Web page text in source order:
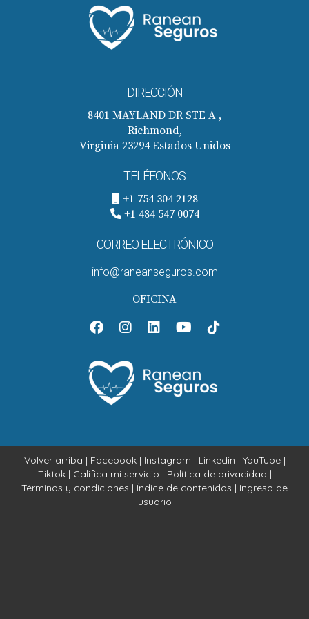
DIRECCIÓN
8401 MAYLAND DR STE A ,
Richmond,
Virginia 23294 Estados Unidos
TELÉFONOS
+1 754 304 2128
+1 484 547 0074
CORREO ELECTRÓNICO
info@raneanseguros.com
OFICINA
Volver arriba | Facebook| Instagram | Linkedin | YouTube|
Tiktok| Califica mi servicio | Política de privacidad |
Términos y condiciones | Índice de contenidos | Ingreso de
usuario